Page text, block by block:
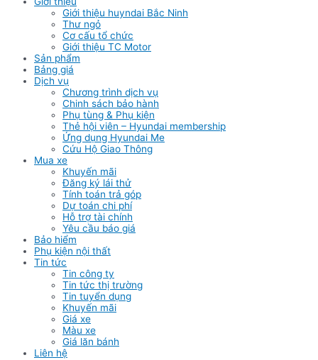
Giới thiệu huyndai Bắc Ninh
Thư ngỏ
Cơ cấu tổ chức
Giới thiệu TC Motor
Sản phẩm
Bảng giá
Dịch vụ
Chương trình dịch vụ
Chinh sách bảo hành
Phụ tùng & Phụ kiện
Thẻ hội viên – Hyundai membership
Ứng dụng Hyundai Me
Cứu Hộ Giao Thông
Mua xe
Khuyến mãi
Đăng ký lái thử
Tính toán trả góp
Dự toán chi phí
Hỗ trợ tài chính
Yêu cầu báo giá
Bảo hiểm
Phụ kiện nội thất
Tin tức
Tin công ty
Tin tức thị trường
Tin tuyển dụng
Khuyến mãi
Giá xe
Màu xe
Giá lăn bánh
Liên hệ